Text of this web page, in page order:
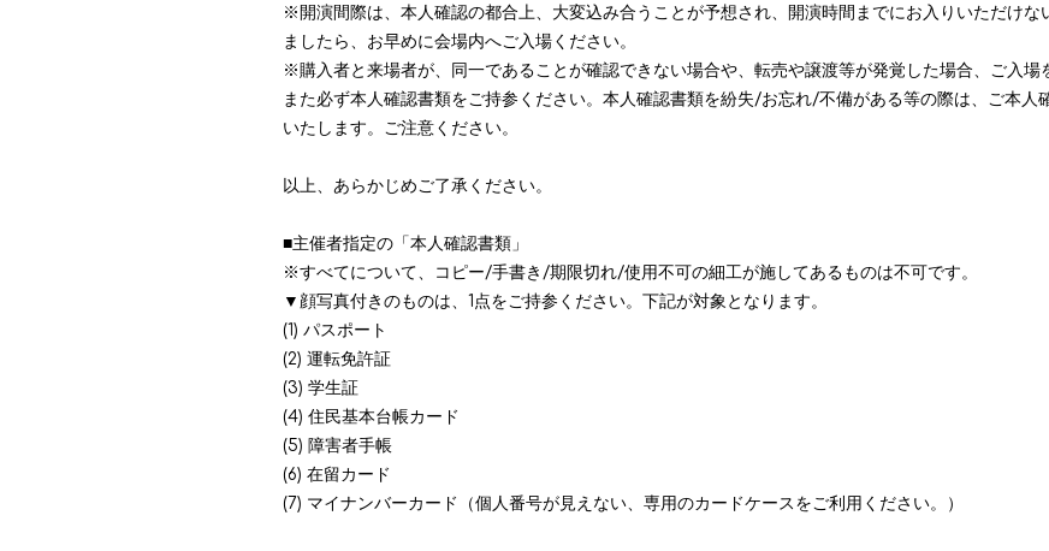
※開演間際は、本人確認の都合上、大変込み合うことが予想され、開演時間までにお入りいただけな
ましたら、お早めに会場内へご入場ください。
※購入者と来場者が、同一であることが確認できない場合や、転売や譲渡等が発覚した場合、ご入場
また必ず本人確認書類をご持参ください。本人確認書類を紛失/お忘れ/不備がある等の際は、ご本人
いたします。ご注意ください。
以上、あらかじめご了承ください。
■主催者指定の「本人確認書類」
※すべてについて、コピー/手書き/期限切れ/使用不可の細工が施してあるものは不可です。
▼顔写真付きのものは、1点をご持参ください。下記が対象となります。
(1) パスポート
(2) 運転免許証
(3) 学生証
(4) 住民基本台帳カード
(5) 障害者手帳
(6) 在留カード
(7) マイナンバーカード（個人番号が見えない、専用のカードケースをご利用ください。）